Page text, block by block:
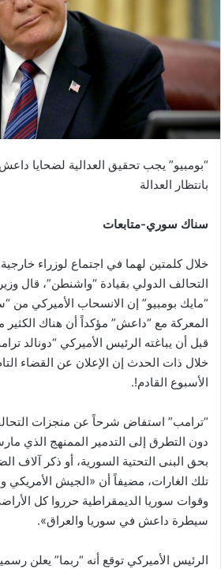
“بومبيو” يجب تحقيق العدالية لضحايا
بانتظار العدالة
سناك سوري-متابعات
خلال كلمتين لهما في اجتماع لوزراء
التحالف الدولي بقيادة “واشنطن”، قال
“مايك بومبيو” إن الانسحاب الأميركي من
المعركة مع “داعش” مؤكداً أن هناك الكثير
قبل أن يباغته الرئيس الأميركي “دونالد
خلال ذات الحدث إن الإعلان عن القضاء
الأسبوع القادم!.
“ترامب” استفاض شرحاً عن منجزات
دون التطرق إلى التدمير الممنهج الذي
بحق البنى التحتية السورية، أو ذكر آلاف
تلك الغارات، مضيفاً أن «الجيش الأمريكي
وقوات سوريا الديمقراطية حرروا كل
سيطرة داعش في سوريا والعراق».
الرئيس الأميركي توقع أنه “ربما” يعلن